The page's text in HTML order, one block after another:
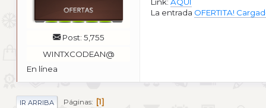
Post: 5,755
WINTXCODEAN@
En línea
La entrada OFERTITA!
IR ARRIBA Páginas 1